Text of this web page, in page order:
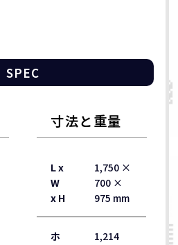
SPEC
寸法と重量
L x
W
x H
1,750 ×
700 ×
975 mm
ホ
1,214